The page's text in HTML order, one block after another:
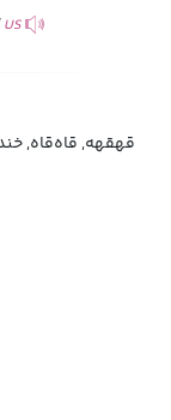
US
قهقهه, قاه‌قاه,